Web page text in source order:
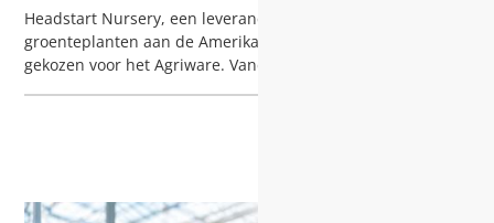
Headstart Nursery, een leverancier van jonge
groenteplanten aan de Amerikaanse westkust, heeft
gekozen voor het Agriware. Vandaag beheert het bedrijf